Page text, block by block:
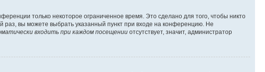
только некоторое ограниченное время. Это сделано для того, чтобы никто
раз, вы можете выбрать указанный пункт при входе на конференцию. Не
входить при каждом посещении отсутствует, значит, администратор